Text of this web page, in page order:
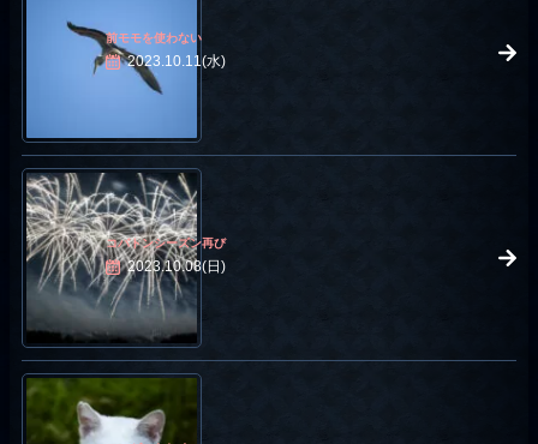
前モモを使わない
2023.10.11(水)
コバトンシーズン再び
2023.10.08(日)